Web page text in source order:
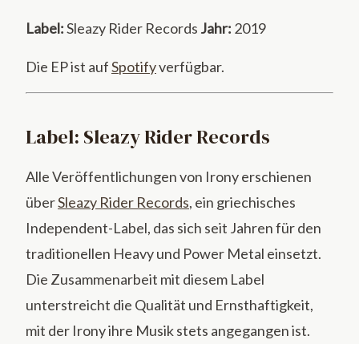
Label:Sleazy Rider Records Jahr: 2019
Die EP ist aufSpotifyverfügbar.
Label: Sleazy Rider Records
Alle Veröffentlichungen von Irony erschienen
überSleazy Rider Records, ein griechisches
Independent-Label, das sich seit Jahren für den
traditionellen Heavy und Power Metal einsetzt.
Die Zusammenarbeit mit diesem Label
unterstreicht die Qualität und Ernsthaftigkeit,
mit der Irony ihre Musik stets angegangen ist.